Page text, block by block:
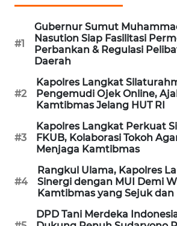
#1
Gubernur Sumut
Nasution Siap Fasilitasi
Perbankan & Regulasi
Daerah
#2
Kapolres Langkat
Pengemudi Ojek Online,
Kamtibmas Jelang HUT RI
#3
Kapolres Langkat Perkuat
FKUB, Kolaborasi Tokoh
Menjaga Kamtibmas
#4
Rangkul Ulama, Kapolres
Sinergi dengan MUI Demi
Kamtibmas yang Sejuk dan
DPD Tani Merdeka
NEWS
BERKAT
NEWS
BERAMPU
NEWS
ANUGERAH
NEWS
AKHLAK
ID
PERAPKI